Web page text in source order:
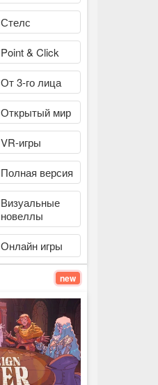
Стелс
Point & Click
От 3-го лица
Открытый мир
VR-игры
Полная версия
Визуальные
новеллы
Онлайн игры
new